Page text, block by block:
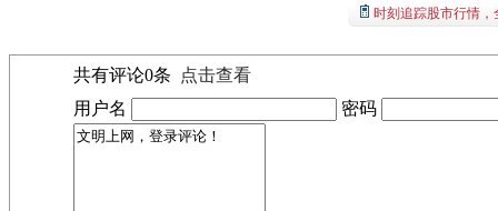
时刻追踪股市行情
共有评论0条
点击查看
用户名
密码